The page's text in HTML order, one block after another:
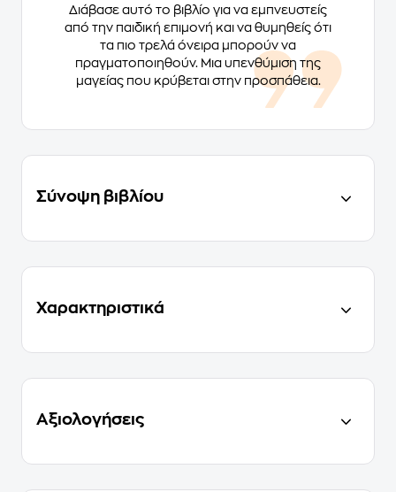
Διάβασε αυτό το βιβλίο για να εμπνευστείς
από την παιδική επιμονή και να θυμηθείς ότι
τα πιο τρελά όνειρα μπορούν να
πραγματοποιηθούν. Μια υπενθύμιση της
μαγείας που κρύβεται στην προσπάθεια.
Σύνοψη βιβλίου
Χαρακτηριστικά
Αξιολογήσεις